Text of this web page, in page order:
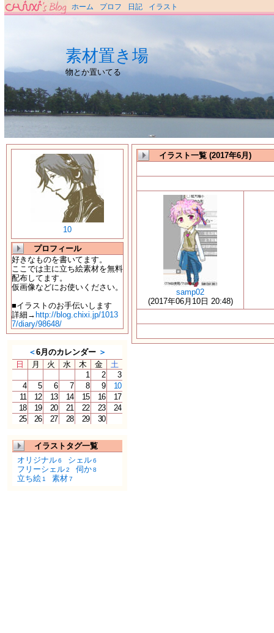
ホーム プロフ 日記 イラスト
素材置き場
物とか置いてる
10
プロフィール
好きなものを書いてます。
ここでは主に立ち絵素材を無料
配布してます。
仮画像などにお使いください。
■イラストのお手伝いします
詳細→ http://blog.chixi.jp/1013
7/diary/98648/
＜6月のカレンダー ＞
日
月 火 水 木 金
土
1
2
3
4
5 6 7 8 9
10
11
12 13 14 15 16
17
18
19 20 21 22 23
24
25
26 27 28 29 30
イラストタグ一覧
オリジナル6 シェル6
フリーシェル2 伺か8
立ち絵 1 素材7
イラスト一覧 (2017年6月)
samp02
(2017年06月10日 20:48)